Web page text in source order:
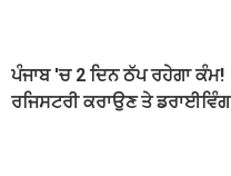
ਪੰਜਾਬ 'ਚ 2 ਦਿਨ ਠੱਪ ਰਹੇਗਾ ਕੰਮ!
ਰਜਿਸਟਰੀ ਕਰਾਉਣ ਤੇ ਡਰਾਈਵਿੰਗ